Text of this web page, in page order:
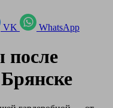
VK WhatsApp
после
Брянске